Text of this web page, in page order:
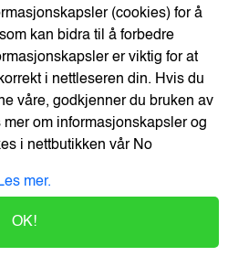
stk på lager.
3 dager
QuickClick
(cookies) for å
kan bidra til å forbedre
er viktig for at
i nettleseren din. Hvis du
våre, godkjenner du bruken av
om informasjonskapsler og
i nettbutikken vårNo
mer.
OK!